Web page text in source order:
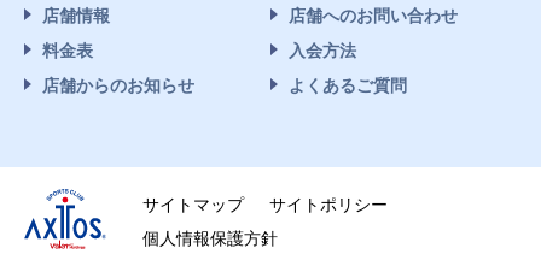
店舗情報
料金表
店舗からのお知らせ
店舗へのお問い合わせ
入会方法
よくあるご質問
サイトマップ
サイトポリシー
個人情報保護方針